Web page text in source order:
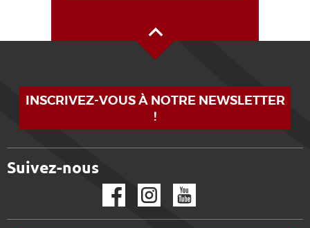
INSCRIVEZ-VOUS À NOTRE NEWSLETTER
!
Suivez-nous